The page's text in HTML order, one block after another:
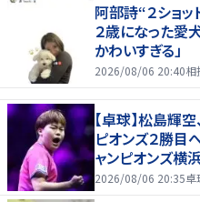
阿部詩“２ショッ
２歳になった愛
かわいすぎる」
2026/08/06 20:40相
【卓球】松島輝
ピオンズ２勝目
ャンピオンズ横
2026/08/06 20:35卓